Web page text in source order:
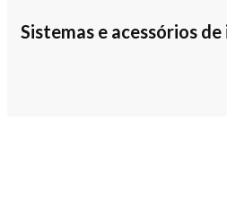
Sistemas e acessórios